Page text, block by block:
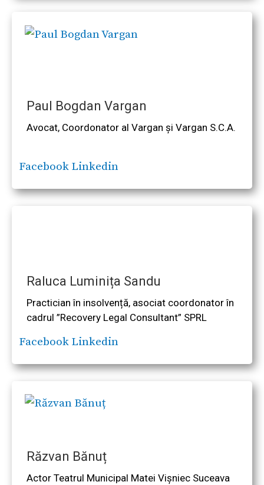
Paul Bogdan Vargan
Avocat, Coordonator al Vargan și Vargan S.C.A.
Facebook Linkedin
Raluca Luminița Sandu
Practician în insolvență, asociat coordonator în
cadrul ”Recovery Legal Consultant” SPRL
Facebook Linkedin
Răzvan Bănuț
Actor Teatrul Municipal Matei Vișniec Suceava